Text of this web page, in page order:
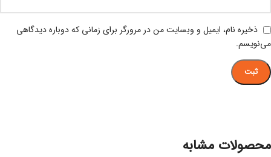
ذخیره نام، ایمیل و وبسایت من در مرورگر برای زمانی که دوباره دیدگاهی
می‌نویسم.
محصولات مشابه